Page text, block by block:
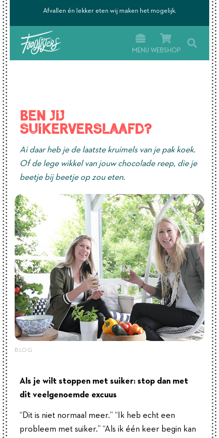
Afvallen én lekker eten wij maken het mogelijk.
MENU WEBSHOP
Ben jij
suikerverslaafd?
Ai daar heb je de laatste kruimels van je pak koek.
Of de lege wikkel van jouw chocolade reep, die je
beetje bij beetje op zou eten.
BLOG
Als je wilt stoppen met suiker: stop dan met
dit veelgenoemde excuus
“Dit is niet normaal meer.” “Ik heb echt een
probleem met suiker.” “Als ik één keer begin kan